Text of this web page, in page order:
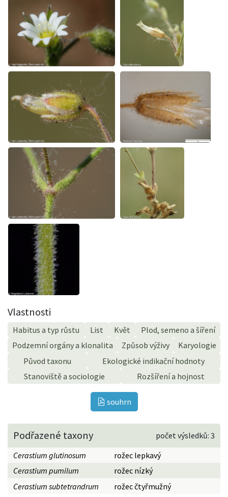
Vlastnosti
Habitus a typ růstu List Květ
Plod, semeno a šíření
Podzemní orgány a klonalita
Způsob výživy
Karyologie
Původ taxonu
Ekologické indikační hodnoty
Stanoviště a sociologie
Rozšíření a hojnost
souhrn
Podřazené taxony
počet výsledků: 3
Cerastium glutinosum
rožec lepkavý
Cerastium pumilum
rožec nízký
Cerastium subtetrandrum
rožec čtyřmužný